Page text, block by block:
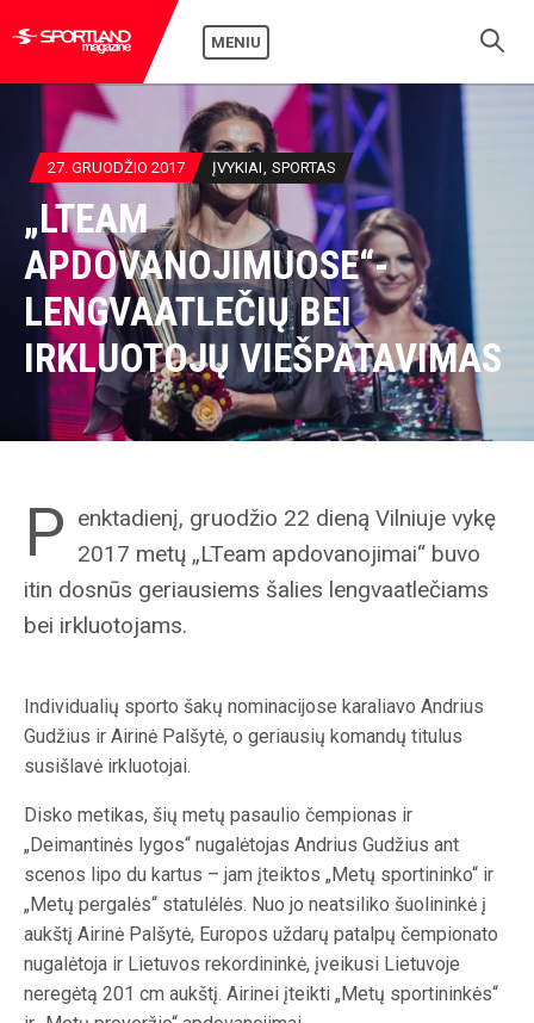
MENIU
27. GRUODŽIO 2017 ĮVYKIAI SPORTAS
„LTEAM
APDOVANOJIMUOSE“-
LENGVAATLEČIŲ BEI
IRKLUOTOJŲ VIEŠPATAVIMAS
P enktadienį, gruodžio 22 dieną Vilniuje vykę
2017 metų „LTeam apdovanojimai“ buvo
itin dosnūs geriausiems šalies lengvaatlečiams
bei irkluotojams.
Individualių sporto šakų nominacijose karaliavo Andrius
Gudžius ir Airinė Palšytė, o geriausių komandų titulus
susišlavė irkluotojai.
Disko metikas, šių metų pasaulio čempionas ir
„Deimantinės lygos“ nugalėtojas Andrius Gudžius ant
scenos lipo du kartus – jam įteiktos „Metų sportininko“ ir
„Metų pergalės“ statulėlės. Nuo jo neatsiliko šuolininkė į
aukštį Airinė Palšytė, Europos uždarų patalpų čempionato
nugalėtoja ir Lietuvos rekordininkė, įveikusi Lietuvoje
neregėtą 201 cm aukštį. Airinei įteikti „Metų sportininkės“